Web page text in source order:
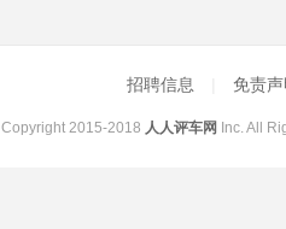
招聘信息 免责
Copyright 2015-2018 人人评车网 Inc. All